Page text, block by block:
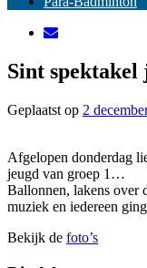
Sint spektakel
Geplaatst op 2
Afgelopen donderdag
jeugd van groep 1…
Ballonnen, lakens over
muziek en iedereen
Bekijk de foto’s